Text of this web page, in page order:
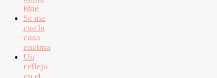
Blue
Se me
cae la
casa
encima
Un
reflejo
en el